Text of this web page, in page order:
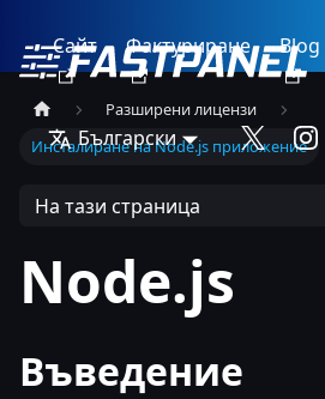
Сайт Фактуриране Blog
Български
Разширени лицензи
Инсталиране на Node.js приложение
На тази страница
Node.js
Въведение